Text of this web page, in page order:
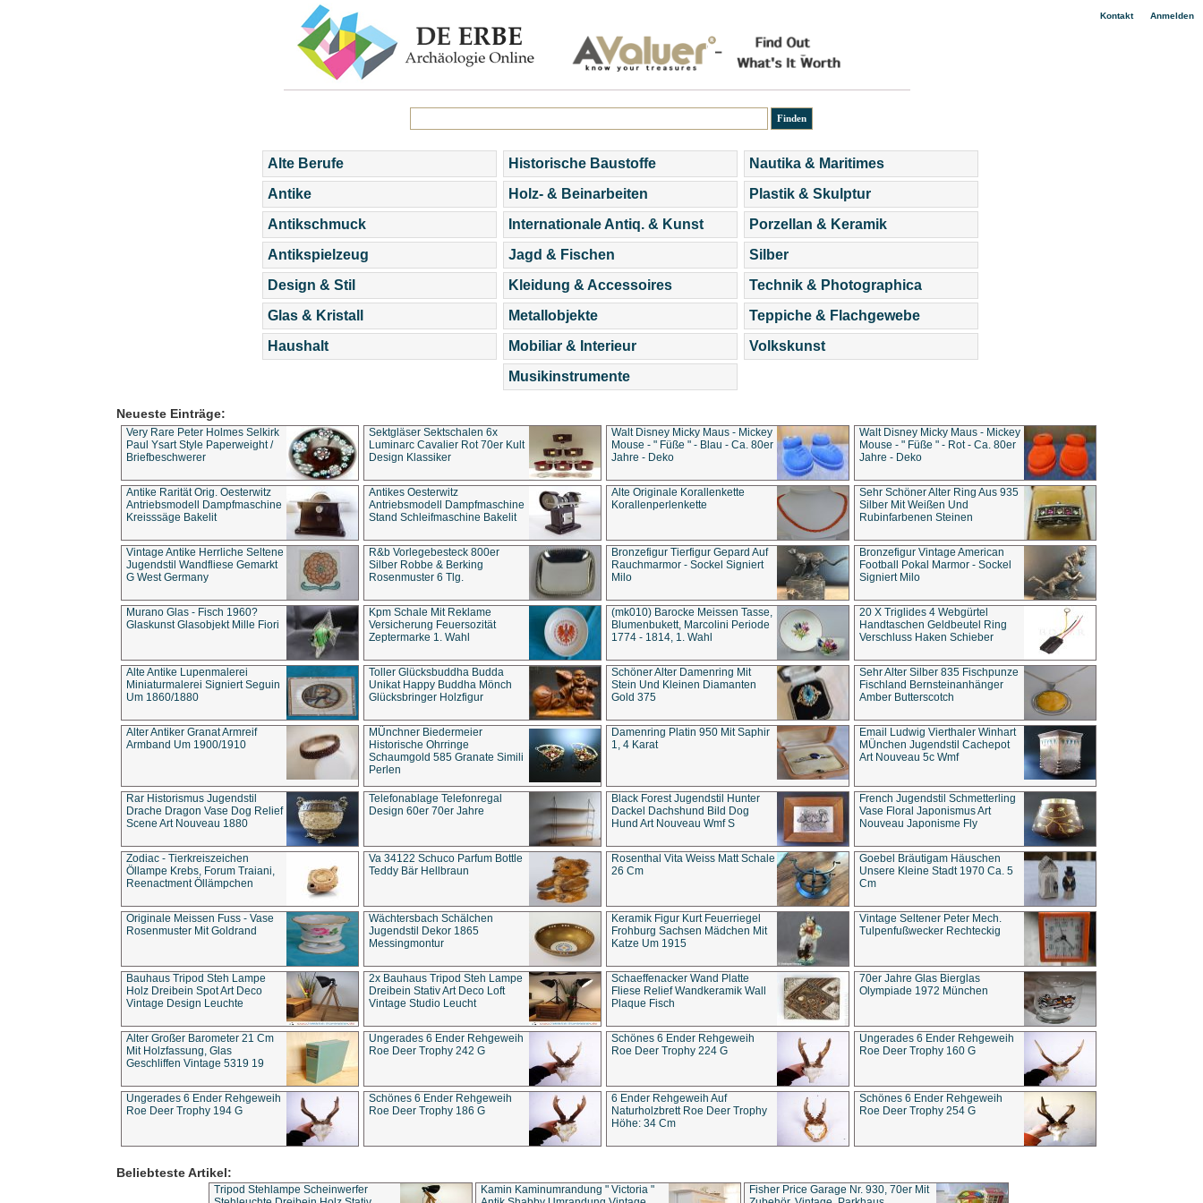
Kontakt| Anmelden
Alte Berufe
Antike
Antikschmuck
Antikspielzeug
Design & Stil
Glas & Kristall
Haushalt
Historische Baustoffe
Holz- & Beinarbeiten
Internationale Antiq. & Kunst
Jagd & Fischen
Kleidung & Accessoires
Metallobjekte
Mobiliar & Interieur
Musikinstrumente
Nautika & Maritimes
Plastik & Skulptur
Porzellan & Keramik
Silber
Technik & Photographica
Teppiche & Flachgewebe
Volkskunst
Neueste Einträge:
Very Rare Peter Holmes Selkirk
Paul Ysart Style Paperweight /
Briefbeschwerer
Sektgläser Sektschalen 6x
Luminarc Cavalier Rot 70er Kult
Design Klassiker
Walt Disney Micky Maus - Mickey
Mouse - " Füße " - Blau - Ca. 80er
Jahre - Deko
Walt Disney Micky Maus - Mickey
Mouse - " Füße " - Rot - Ca. 80er
Jahre - Deko
Antike Rarität Orig. Oesterwitz
Antriebsmodell Dampfmaschine
Kreisssäge Bakelit
Antikes Oesterwitz
Antriebsmodell Dampfmaschine
Stand Schleifmaschine Bakelit
Alte Originale Korallenkette
Korallenperlenkette
Sehr Schöner Alter Ring Aus 935
Silber Mit Weißen Und
Rubinfarbenen Steinen
Vintage Antike Herrliche Seltene
Jugendstil Wandfliese Gemarkt
G West Germany
R&b Vorlegebesteck 800er
Silber Robbe & Berking
Rosenmuster 6 Tlg.
Bronzefigur Tierfigur Gepard Auf
Rauchmarmor - Sockel Signiert
Milo
Bronzefigur Vintage American
Football Pokal Marmor - Sockel
Signiert Milo
Murano Glas - Fisch 1960?
Glaskunst Glasobjekt Mille Fiori
Kpm Schale Mit Reklame
Versicherung Feuersozität
Zeptermarke 1. Wahl
(mk010) Barocke Meissen Tasse,
Blumenbukett, Marcolini Periode
1774 - 1814, 1. Wahl
20 X Triglides 4 Webgürtel
Handtaschen Geldbeutel Ring
Verschluss Haken Schieber
Alte Antike Lupenmalerei
Miniaturmalerei Signiert Seguin
Um 1860/1880
Toller Glücksbuddha Budda
Unikat Happy Buddha Mönch
Glücksbringer Holzfigur
Schöner Alter Damenring Mit
Stein Und Kleinen Diamanten
Gold 375
Sehr Alter Silber 835 Fischpunze
Fischland Bernsteinanhänger
Amber Butterscotch
Alter Antiker Granat Armreif
Armband Um 1900/1910
MÜnchner Biedermeier
Historische Ohrringe
Schaumgold 585 Granate Simili
Perlen
Damenring Platin 950 Mit Saphir
1, 4 Karat
Email Ludwig Vierthaler Winhart
MÜnchen Jugendstil Cachepot
Art Nouveau 5c Wmf
Rar Historismus Jugendstil
Drache Dragon Vase Dog Relief
Scene Art Nouveau 1880
Telefonablage Telefonregal
Design 60er 70er Jahre
Black Forest Jugendstil Hunter
Dackel Dachshund Bild Dog
Hund Art Nouveau Wmf S
French Jugendstil Schmetterling
Vase Floral Japonismus Art
Nouveau Japonisme Fly
Zodiac - Tierkreiszeichen
Öllampe Krebs, Forum Traiani,
Reenactment Öllämpchen
Va 34122 Schuco Parfum Bottle
Teddy Bär Hellbraun
Rosenthal Vita Weiss Matt Schale
26 Cm
Goebel Bräutigam Häuschen
Unsere Kleine Stadt 1970 Ca. 5
Cm
Originale Meissen Fuss - Vase
Rosenmuster Mit Goldrand
Wächtersbach Schälchen
Jugendstil Dekor 1865
Messingmontur
Keramik Figur Kurt Feuerriegel
Frohburg Sachsen Mädchen Mit
Katze Um 1915
Vintage Seltener Peter Mech.
Tulpenfußwecker Rechteckig
Bauhaus Tripod Steh Lampe
Holz Dreibein Spot Art Deco
Vintage Design Leuchte
2x Bauhaus Tripod Steh Lampe
Dreibein Stativ Art Deco Loft
Vintage Studio Leucht
Schaeffenacker Wand Platte
Fliese Relief Wandkeramik Wall
Plaque Fisch
70er Jahre Glas Bierglas
Olympiade 1972 München
Alter Großer Barometer 21 Cm
Mit Holzfassung, Glas
Geschliffen Vintage 5319 19
Ungerades 6 Ender Rehgeweih
Roe Deer Trophy 242 G
Schönes 6 Ender Rehgeweih
Roe Deer Trophy 224 G
Ungerades 6 Ender Rehgeweih
Roe Deer Trophy 160 G
Ungerades 6 Ender Rehgeweih
Roe Deer Trophy 194 G
Schönes 6 Ender Rehgeweih
Roe Deer Trophy 186 G
6 Ender Rehgeweih Auf
Naturholzbrett Roe Deer Trophy
Höhe: 34 Cm
Schönes 6 Ender Rehgeweih
Roe Deer Trophy 254 G
Beliebteste Artikel:
Tripod Stehlampe Scheinwerfer
Kamin Kaminumrandung " Victoria "
Fisher Price Garage Nr. 930, 70er Mit